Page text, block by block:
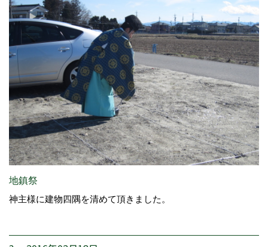
地鎮祭
神主様に建物四隅を清めて頂きました。